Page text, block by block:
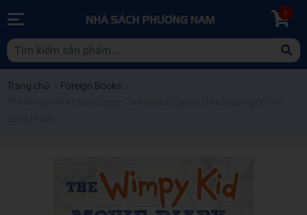
0
Trang chủ Foreign Books